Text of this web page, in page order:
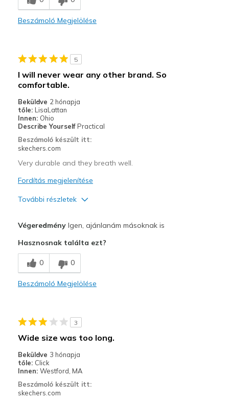
Stylish
Travel
Width
Sizing
View On Shoes
Beszámoló Megjelölése
5
I will never wear any other brand. So
comfortable.
Beküldve 2 hónapja
tőle: LisaLattan
Innen: Ohio
Describe Yourself Practical
Beszámoló készült itt:
skechers.com
Very durable and they breath well.
Fordítás megjelenítése
További részletek
Breathe Well
Comfortable
Travel
Width
Feels true to width
VégeredményIgen, ajánlanám másoknak is
Hasznosnak találta ezt?
0 0
Beszámoló Megjelölése
3
Wide size was too long.
Beküldve 3 hónapja
tőle: Click
Innen: Westford, MA
Beszámoló készült itt:
skechers.com